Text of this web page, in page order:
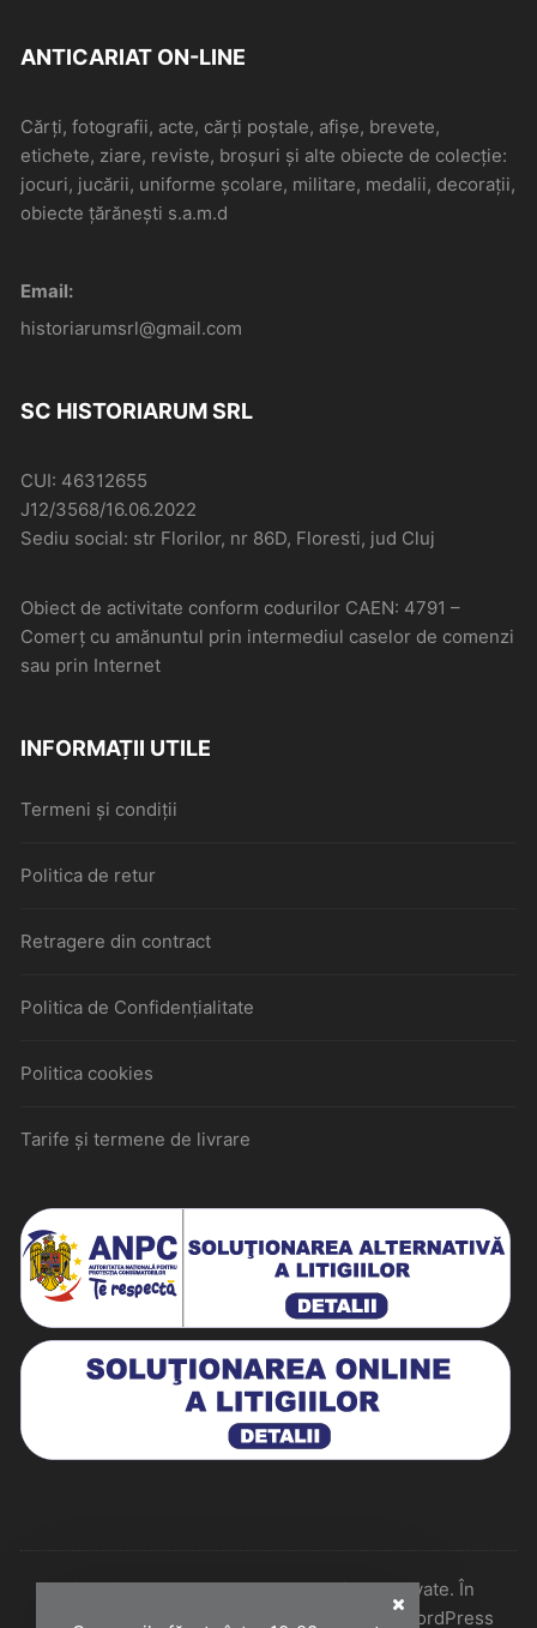
ANTICARIAT ON-LINE
Cărți, fotografii, acte, cărți poștale, afișe, brevete,
etichete, ziare, reviste, broșuri și alte obiecte de colecție:
jocuri, jucării, uniforme școlare, militare, medalii, decorații,
obiecte țărănești s.a.m.d
Email:
historiarumsrl@gmail.com
SC HISTORIARUM SRL
CUI: 46312655
J12/3568/16.06.2022
Sediu social: str Florilor, nr 86D, Floresti, jud Cluj
Obiect de activitate conform codurilor CAEN: 4791 –
Comerţ cu amănuntul prin intermediul caselor de comenzi
sau prin Internet
INFORMAȚII UTILE
Termeni și condiții
Politica de retur
Retragere din contract
Politica de Confidențialitate
Politica cookies
Tarife și termene de livrare
Historiarum 2026 - Toate drepturile rezervate. În
colaborare cu Perfect Pixel & Mentenanță WordPress